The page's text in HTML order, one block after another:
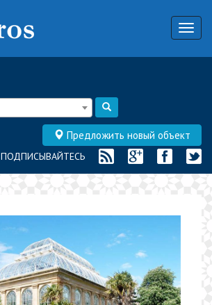
Предложить новый объект
ПОДПИСЫВАЙТЕСЬ